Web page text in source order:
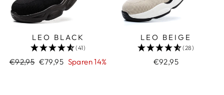
LEO BLACK
(41)
Normaler
€92,95 Sonderpreis
€79,95 Sparen 14%
LEO BEIGE
(28)
€92,95